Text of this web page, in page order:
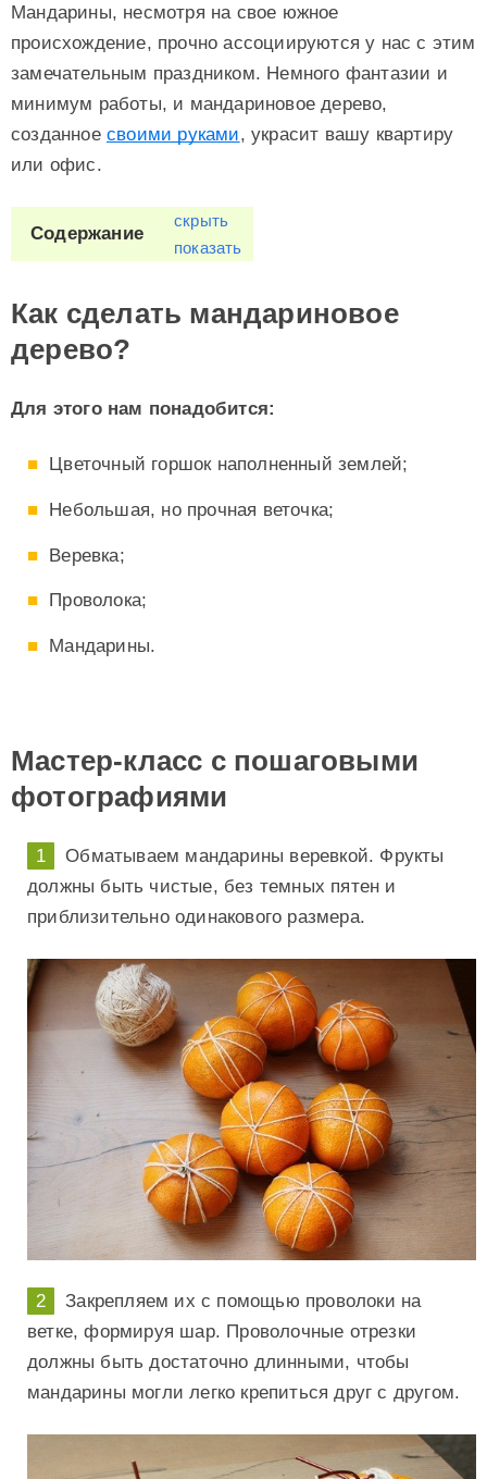
Мандарины, несмотря на свое южное
происхождение, прочно ассоциируются у нас с этим
замечательным праздником. Немного фантазии и
минимум работы, и мандариновое дерево,
созданное своими руками, украсит вашу квартиру
или офис.
Содержание
скрыть
показать
Как сделать мандариновое
дерево?
Для этого нам понадобится:
Цветочный горшок наполненный землей;
Небольшая, но прочная веточка;
Веревка;
Проволока;
Мандарины.
Мастер-класс с пошаговыми
фотографиями
Обматываем мандарины веревкой. Фрукты
должны быть чистые, без темных пятен и
приблизительно одинакового размера.
Закрепляем их с помощью проволоки на
ветке, формируя шар. Проволочные отрезки
должны быть достаточно длинными, чтобы
мандарины могли легко крепиться друг с другом.